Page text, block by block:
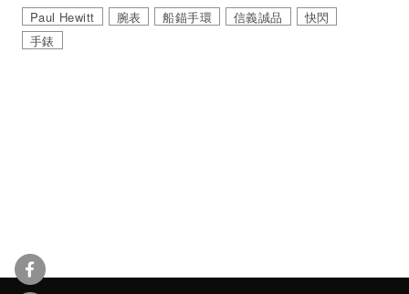
Paul Hewitt 腕表 船錨手環 信義誠品
快閃
手錶